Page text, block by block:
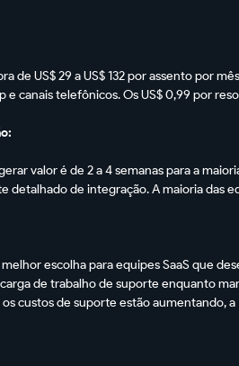
de US$ 29 a US$ 132 por assento por
e canais telefônicos. Os US$ 0,99 por
valor é de 2 a 4 semanas para a
detalhado de integração. A maioria das
escolha para equipes SaaS que
de trabalho de suporte enquanto
custos de suporte estão aumentando,